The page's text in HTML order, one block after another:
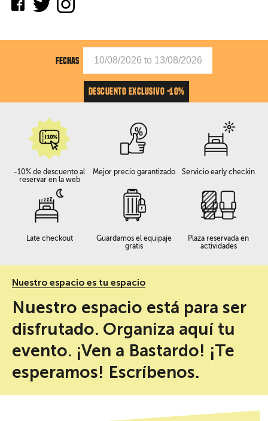
FECHAS
DESCUENTO EXCLUSIVO -10%
-10% de descuento al
reservar en la web
Mejor precio garantizado Servicio early checkin
Late checkout
Guardamos el equipaje
gratis
Plaza reservada en
actividades
Nuestro espacio es tu espacio
Nuestro espacio está para ser
disfrutado. Organiza aquí tu
evento. ¡Ven a Bastardo! ¡Te
esperamos! Escríbenos.